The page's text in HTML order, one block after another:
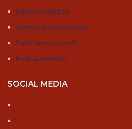
Mijn bestellingen
Algemene voorwaarden
Drink Verantwoord!
Merk aanmelden
SOCIAL MEDIA